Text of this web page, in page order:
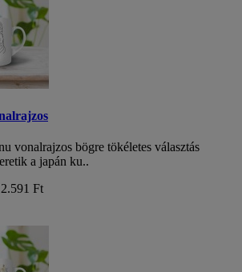
vonalrajzos bögre tökéletes választás
a japán ku..
Ft